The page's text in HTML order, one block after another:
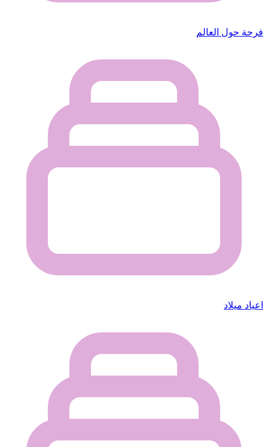
فرحة حول العالم
اعياد ميلاد